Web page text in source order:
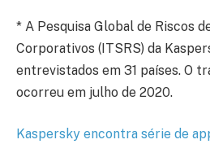
* A Pesquisa Global de Riscos
Corporativos (ITSRS) da
entrevistados em 31 países. O
ocorreu em julho de 2020.
Kaspersky encontra série de